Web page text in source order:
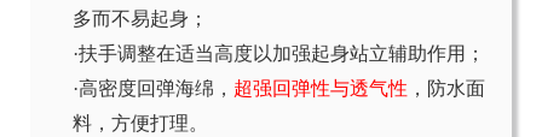
多而不易起身；
·扶手调整在适当高度以加强起身站立辅助作用；
·高密度回弹海绵， 超强回弹性与透气性 ，防水面
料，方便打理。